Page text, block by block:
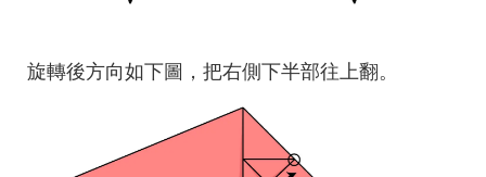
旋轉後方向如下圖，把右側下半部往上翻。